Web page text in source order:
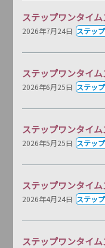
ステップワンタイム
2026年7月24日 ステッ
ステップワンタイム
2026年6月25日 ステッ
ステップワンタイム
2026年5月25日 ステッ
ステップワンタイム
2026年4月24日 ステッ
ステップワンタイム